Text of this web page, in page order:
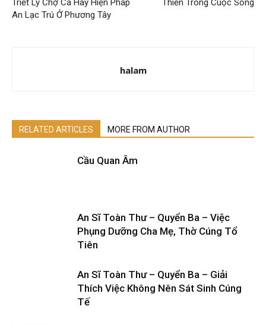
Triết Lý Chợ Cá Hay Hiện Pháp
An Lạc Trú Ở Phương Tây
Thiền Trong Cuộc Sống
halam
RELATED ARTICLES MORE FROM AUTHOR
Cầu Quan Âm
An Sĩ Toàn Thư – Quyển Ba – Việc
Phụng Dưỡng Cha Mẹ, Thờ Cúng Tổ
Tiên
An Sĩ Toàn Thư – Quyển Ba – Giải
Thích Việc Không Nên Sát Sinh Cúng
Tế